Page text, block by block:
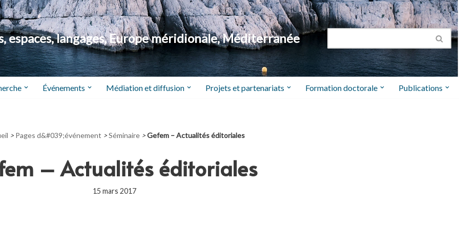
espaces, langages, Europe méridionale, Méditerranée
Événements Médiation et diffusion Projets et partenariats Formation doctorale Publications
> Pages d&#039;événement >Séminaire >Gefem – Actualités éditoriales
– Actualités éditoriales
15 mars 2017